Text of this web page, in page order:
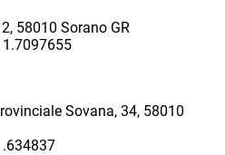
58010 Sorano GR
Sovana, 34, 58010